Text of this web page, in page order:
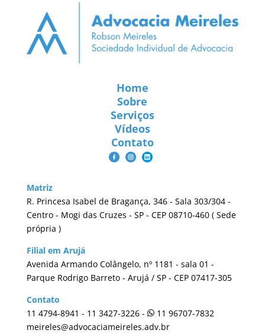
Home
Sobre
Serviços
Vídeos
Contato
Matriz
R. Princesa Isabel de Bragança, 346 - Sala 303/304 -
Centro - Mogi das Cruzes - SP - CEP 08710-460 ( Sede
própria )
Filial em Arujá
Avenida Armando Colângelo, nº 1181 - sala 01 -
Parque Rodrigo Barreto - Arujá / SP - CEP 07417-305
Contato
11 4794-8941 - 11 3427-3226 -
11 96707-7832
meireles@advocaciameireles.adv.br